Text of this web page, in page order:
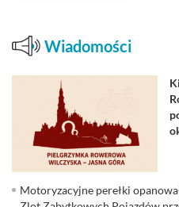
Wiadomości
Motoryzacyjne perełki